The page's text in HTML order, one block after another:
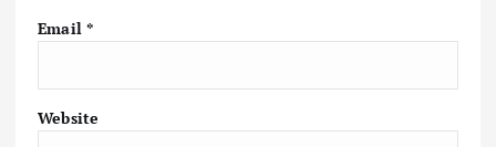
Email *
Website